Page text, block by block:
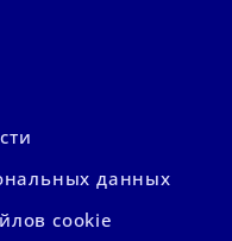
данных
cookie